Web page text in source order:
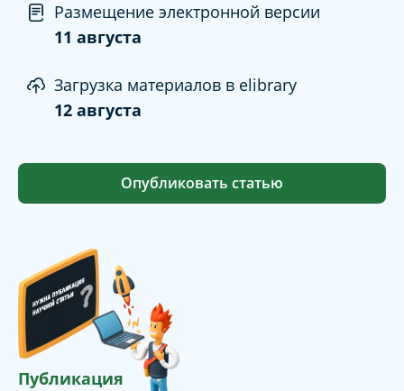
Размещение электронной версии
11 августа
Загрузка материалов в elibrary
12 августа
Опубликовать статью
Публикация